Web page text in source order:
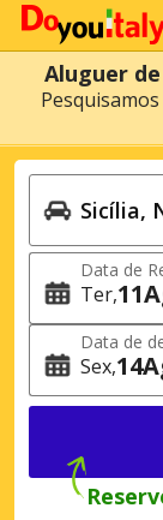
Aluguer
Data de
Ter 11
Data de
Sex 14